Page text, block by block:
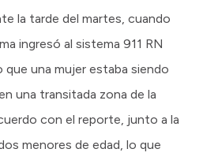
la tarde del martes, cuando
ingresó al sistema 911 RN
que una mujer estaba siendo
una transitada zona de la
con el reporte, junto a la
menores de edad, lo que